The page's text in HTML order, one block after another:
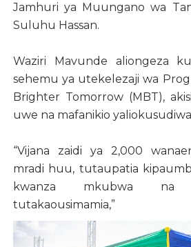
Jamhuri ya Muungano wa
Suluhu Hassan.
Waziri Mavunde aliongeza
sehemu ya utekelezaji wa
Brighter Tomorrow (MBT),
uwe na mafanikio
“Vijana zaidi ya 2,000
mradi huu, tutaupatia
kwanza mkubwa na